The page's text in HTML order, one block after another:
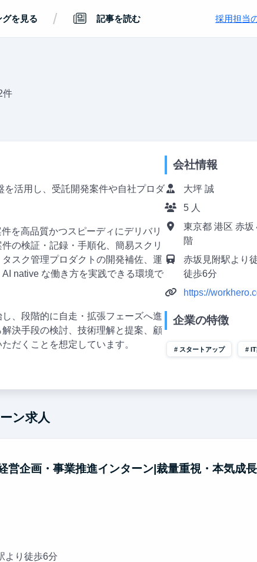
グを見る / 記事を読む 採用担当
件
活用し、受託開発案件や自社プロダ
を高品質かつスピーディにデリバリ
の検証・記録・手順化、簡易スクリ
スク管理プロダクトの開発補佐、運
native な働き方を実践できる環境で
、段階的に自走・拡張フェーズへ進
決手段の検討、技術理解と提案、顧
だくことを想定しています。
会社情報
大坪 誠
5 人
東京都 港区 赤
階
赤坂見附駅より
徒歩6分
https://
企業の特徴
スタートアップ
ン求人
営企画・事業推進インターン|裁量重視・本気成
より徒歩6分